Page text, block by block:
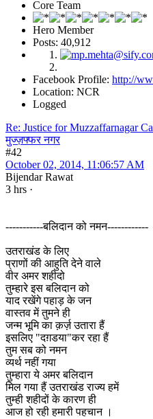
Core Team
Hero Member
Posts: 40,912
Facebook Profile: http://
Location: NCR
Logged
Re: Justice for Muzzaffarnagar
मुज्ज़फ्फर नगर
#42
October 02, 2014, 11:06:57 AM
Bijendar Rawat
3 hrs ·
-----------बलिदान को नमन------------
उतराखंड के लिए
प्राणों की आहुति देने वाले
वीर अमर शहीदो
तुम्हारे इस बलिदान को
याद रखेंगे पहाड़ के जन
वास्तव में तुमने ही
जन्म भूमि का क़र्ज़ उतारा हैं
इसलिए "दग़डया"कर रहा हैं
तुम सब को नमन
व्यर्थ नहीं गया
तुम्हारा ये अमर बलिदान
मिल गया हैं उतराखंड राज्य हमें
तुम्ही शहीदों के कारण ही
आज हो रही हमारी पहचान ।